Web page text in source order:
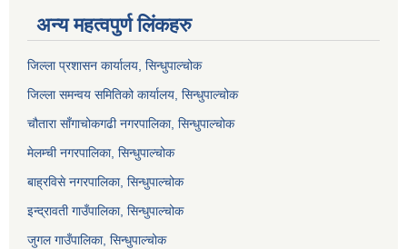
अन्य महत्वपुर्ण लिंकहरु
जिल्ला प्रशासन कार्यालय, सिन्धुपाल्चोक
जिल्ला समन्वय समितिको कार्यालय, सिन्धुपाल्चोक
चौतारा साँगाचोकगढी नगरपालिका, सिन्धुपाल्चोक
मेलम्ची नगरपालिका, सिन्धुपाल्चोक
बाह्रविसे नगरपालिका, सिन्धुपाल्चोक
इन्द्रावती गाउँपालिका, सिन्धुपाल्चोक
जुगल गाउँपालिका, सिन्धुपाल्चोक